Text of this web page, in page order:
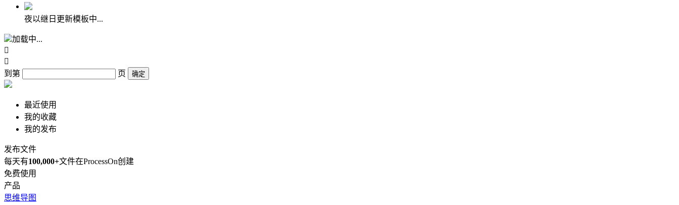
夜以继日更新模板中...
加载中...


到第
页 确定
最近使用
我的收藏
我的发布
发布文件
每天有100,000+文件在ProcessOn创建
免费使用
产品
思维导图